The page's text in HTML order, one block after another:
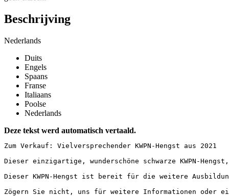
Beschrijving
Nederlands
Duits
Engels
Spaans
Franse
Italiaans
Poolse
Nederlands
Deze tekst werd automatisch vertaald.
Zum Verkauf: Vielversprechender KWPN-Hengst aus 2021
Dieser einzigartige, wunderschöne schwarze KWPN-
Dieser KWPN-Hengst ist bereit für die weitere
Zögern Sie nicht, uns für weitere Informationen oder